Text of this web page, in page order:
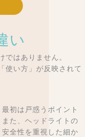
い
はありません。
使い方」が反映されて
初は戸惑うポイント
た、ヘッドライトの
全性を重視した細か